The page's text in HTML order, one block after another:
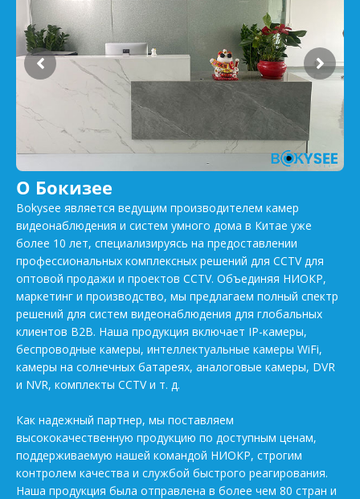
О Бокизее
Bokysee является ведущим производителем камер
видеонаблюдения и систем умного дома в Китае уже
более 10 лет, специализируясь на предоставлении
профессиональных комплексных решений для CCTV для
оптовой продажи и проектов CCTV. Объединяя НИОКР,
маркетинг и производство, мы предлагаем полный спектр
решений для систем видеонаблюдения для глобальных
клиентов B2B. Наша продукция включает IP-камеры,
беспроводные камеры, интеллектуальные камеры WiFi,
камеры на солнечных батареях, аналоговые камеры, DVR
и NVR, комплекты CCTV и т. д.
Как надежный партнер, мы поставляем
высококачественную продукцию по доступным ценам,
поддерживаемую нашей командой НИОКР, строгим
контролем качества и службой быстрого реагирования.
Наша продукция была отправлена в более чем 80 стран и